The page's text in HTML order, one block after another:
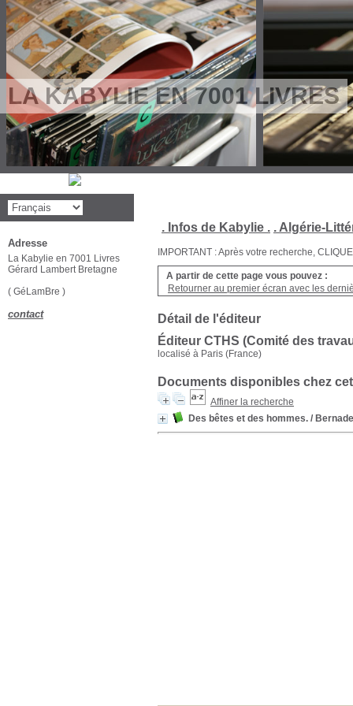
LA KABYLIE EN 7001 LIVRES
. Infos de Kabylie . . Algérie-
IMPORTANT : Après votre recherche,
A partir de cette page vous pouvez :
Retourner au premier écran avec les
Détail de l'éditeur
Éditeur CTHS (Comité des
localisé à Paris (France)
Documents disponibles chez
Affiner la recherche
Des bêtes et des hommes. /
Adresse
La Kabylie en 7001 Livres
Gérard Lambert Bretagne
( GéLamBre )
contact